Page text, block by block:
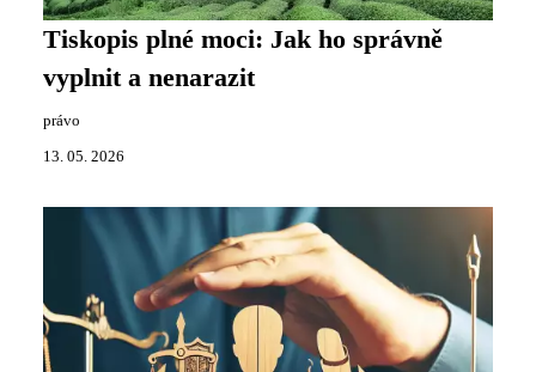
Tiskopis plné moci: Jak ho správně
vyplnit a nenarazit
právo
13. 05. 2026